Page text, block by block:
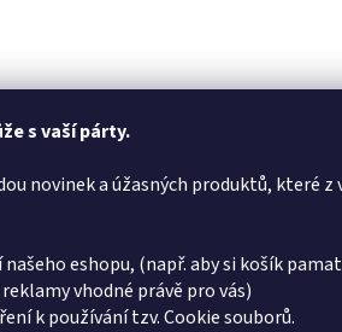
s vaší párty.
novinek a úžasných produktů, které z
eshopu, (např. aby si košík
vhodné právě pro vás)
k používání tzv. Cookie souborů.